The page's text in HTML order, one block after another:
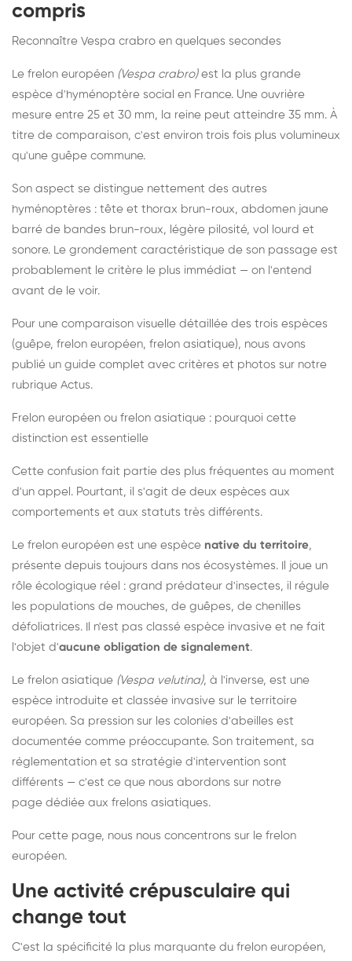
compris
Reconnaître Vespa crabro en quelques secondes
Le frelon européen (Vespa crabro)est la plus grande
espèce d'hyménoptère social en France. Une ouvrière
mesure entre 25 et 30 mm, la reine peut atteindre 35 mm. À
titre de comparaison, c'est environ trois fois plus volumineux
qu'une guêpe commune.
Son aspect se distingue nettement des autres
hyménoptères : tête et thorax brun-roux, abdomen jaune
barré de bandes brun-roux, légère pilosité, vol lourd et
sonore. Le grondement caractéristique de son passage est
probablement le critère le plus immédiat — on l'entend
avant de le voir.
Pour une comparaison visuelle détaillée des trois espèces
(guêpe, frelon européen, frelon asiatique), nous avons
publié un guide complet avec critères et photos sur notre
rubrique Actus.
Frelon européen ou frelon asiatique : pourquoi cette
distinction est essentielle
Cette confusion fait partie des plus fréquentes au moment
d'un appel. Pourtant, il s'agit de deux espèces aux
comportements et aux statuts très différents.
Le frelon européen est une espèce native du territoire,
présente depuis toujours dans nos écosystèmes. Il joue un
rôle écologique réel : grand prédateur d'insectes, il régule
les populations de mouches, de guêpes, de chenilles
défoliatrices. Il n'est pas classé espèce invasive et ne fait
l'objet d'aucune obligation de signalement.
Le frelon asiatique (Vespa velutina), à l'inverse, est une
espèce introduite et classée invasive sur le territoire
européen. Sa pression sur les colonies d'abeilles est
documentée comme préoccupante. Son traitement, sa
réglementation et sa stratégie d'intervention sont
différents — c'est ce que nous abordons sur notre
page dédiée aux frelons asiatiques.
Pour cette page, nous nous concentrons sur le frelon
européen.
Une activité crépusculaire qui
change tout
C'est la spécificité la plus marquante du frelon européen,